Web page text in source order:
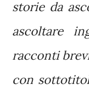
storie da
ascoltare
racconti
con